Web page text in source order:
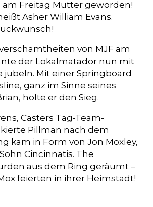
Freitag Mutter geworden!
Asher William Evans.
von MJF am
der Lokalmatador nun mit
jubeln. Mit einer Springboard
ganz im Sinne seines
holte er den Sieg.
Casters Tag-Team-
Pillman nach dem
kam in Form von Jon Moxley,
Cincinnatis. The
aus dem Ring geräumt –
feierten in ihrer Heimstadt!